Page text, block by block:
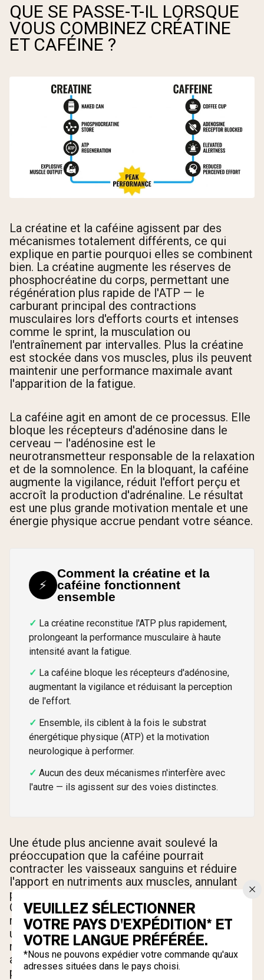
QUE SE PASSE-T-IL LORSQUE
VOUS COMBINEZ CRÉATINE
ET CAFÉINE ?
La créatine et la caféine agissent par des
mécanismes totalement différents, ce qui
explique en partie pourquoi elles se combinent
bien. La créatine augmente les réserves de
phosphocréatine du corps, permettant une
régénération plus rapide de l'ATP — le
carburant principal des contractions
musculaires lors d'efforts courts et intenses
comme le sprint, la musculation ou
l'entraînement par intervalles. Plus la créatine
est stockée dans vos muscles, plus ils peuvent
maintenir une performance maximale avant
l'apparition de la fatigue.
La caféine agit en amont de ce processus. Elle
bloque les récepteurs d'adénosine dans le
cerveau — l'adénosine est le
neurotransmetteur responsable de la relaxation
et de la somnolence. En la bloquant, la caféine
augmente la vigilance, réduit l'effort perçu et
accroît la production d'adrénaline. Le résultat
est une plus grande motivation mentale et une
énergie physique accrue pendant votre séance.
⚡
Comment la créatine et la
caféine fonctionnent
ensemble
La créatine reconstitue l'ATP plus rapidement,
prolongeant la performance musculaire à haute
intensité avant la fatigue.
La caféine bloque les récepteurs d'adénosine,
augmentant la vigilance et réduisant la perception
de l'effort.
Ensemble, ils ciblent à la fois le substrat
énergétique physique (ATP) et la motivation
neurologique à performer.
Aucun des deux mécanismes n'interfère avec
l'autre — ils agissent sur des voies distinctes.
Une étude plus ancienne avait soulevé la
préoccupation que la caféine pourrait
contracter les vaisseaux sanguins et réduire
l'apport en nutriments aux muscles, annulant
potentiellement les bienfaits de la créatine.
Cependant, les preuves de ce mécanisme sont
restées non concluantes, et plusieurs études
ultérieures ne montrent aucune interaction
négative significative. Au contraire, la situation
actuelle suggère que la combinaison des deux
peut produire des effets additifs ou
VEUILLEZ SÉLECTIONNER
VOTRE PAYS D'EXPÉDITION* ET
VOTRE LANGUE PRÉFÉRÉE.
*Nous ne pouvons expédier votre commande qu'aux
adresses situées dans le pays choisi.